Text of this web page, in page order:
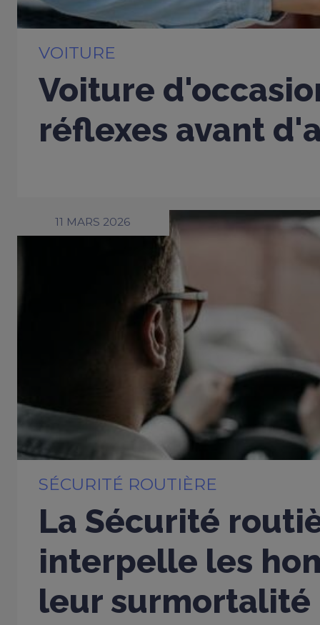
VOITURE
Voiture
réflexes avant
11 MARS 2026
SÉCURITÉ ROUTIÈRE
La Sécurité
interpelle les
leur